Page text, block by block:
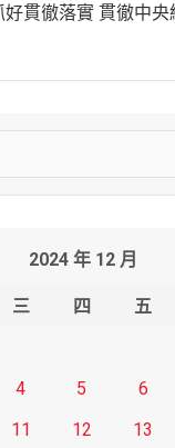
貫徹落實 貫徹中
2024 年 12 月
三 四 五
4 5 6
11 12 13